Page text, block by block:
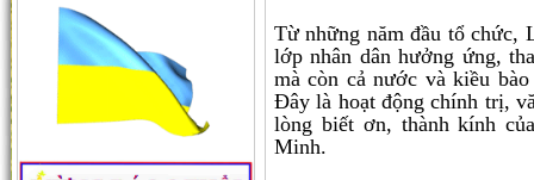
Từ những năm đầu tổ chức,
lớp nhân dân hưởng ứng,
mà còn cả nước và kiều
Đây là hoạt động chính trị,
lòng biết ơn, thành kính
Minh.